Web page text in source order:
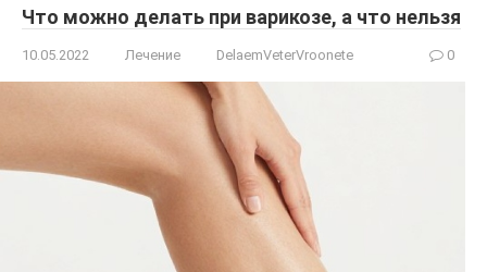
Что можно делать при варикозе, а что нельзя
10.05.2022 Лечение DelaemVeterVroonete 0